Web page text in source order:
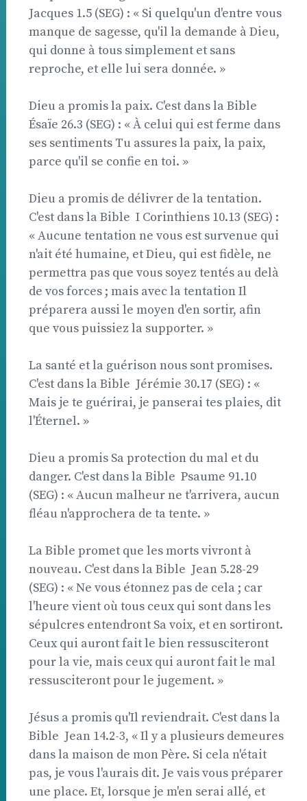
Jacques 1.5 (SEG) : « Si quelqu'un d'entre vous
manque de sagesse, qu'il la demande à Dieu,
qui donne à tous simplement et sans
reproche, et elle lui sera donnée. »
Dieu a promis la paix. C'est dans la Bible 
Ésaïe 26.3 (SEG) : « À celui qui est ferme dans
ses sentiments Tu assures la paix, la paix,
parce qu'il se confie en toi. »
Dieu a promis de délivrer de la tentation.
C'est dans la Bible  I Corinthiens 10.13 (SEG) :
« Aucune tentation ne vous est survenue qui
n'ait été humaine, et Dieu, qui est fidèle, ne
permettra pas que vous soyez tentés au delà
de vos forces ; mais avec la tentation Il
préparera aussi le moyen d'en sortir, afin
que vous puissiez la supporter. »
La santé et la guérison nous sont promises.
C'est dans la Bible  Jérémie 30.17 (SEG) : «
Mais je te guérirai, je panserai tes plaies, dit
l'Éternel. »
Dieu a promis Sa protection du mal et du
danger. C'est dans la Bible  Psaume 91.10
(SEG) : « Aucun malheur ne t'arrivera, aucun
fléau n'approchera de ta tente. »
La Bible promet que les morts vivront à
nouveau. C'est dans la Bible  Jean 5.28-29
(SEG) : « Ne vous étonnez pas de cela ; car
l'heure vient où tous ceux qui sont dans les
sépulcres entendront Sa voix, et en sortiront.
Ceux qui auront fait le bien ressusciteront
pour la vie, mais ceux qui auront fait le mal
ressusciteront pour le jugement. »
Jésus a promis qu'Il reviendrait. C'est dans la
Bible  Jean 14.2-3, « Il y a plusieurs demeures
dans la maison de mon Père. Si cela n'était
pas, je vous l'aurais dit. Je vais vous préparer
une place. Et, lorsque je m'en serai allé, et